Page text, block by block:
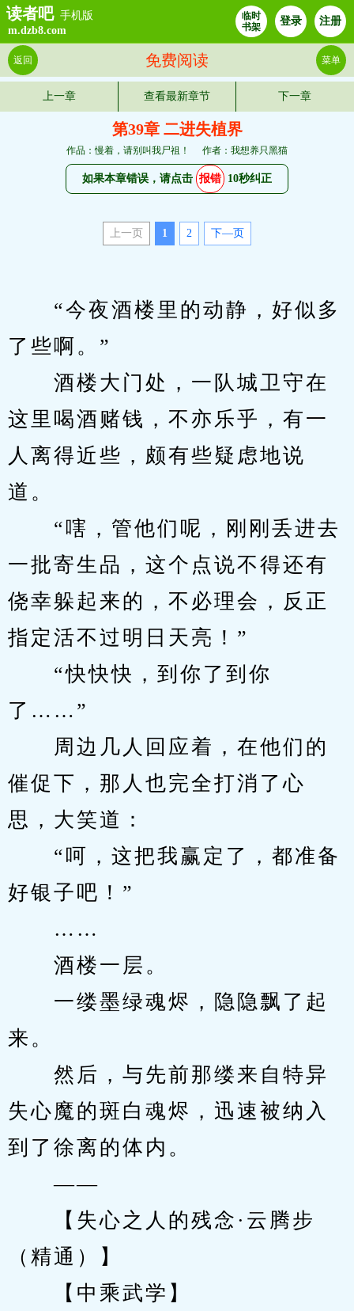
读者吧 手机版
m.dzb8.com
临时
书架
登录 注册
免费阅读
返回 菜单
上一章 查看最新章节 下一章
第39章 二进失植界
作品：慢着，请别叫我尸祖！ 作者：我想养只黑猫
如果本章错误，请点击 报错 10秒纠正
上一页 1 2 下—页
“今夜酒楼里的动静，好似多
了些啊。”
酒楼大门处，一队城卫守在
这里喝酒赌钱，不亦乐乎，有一
人离得近些，颇有些疑虑地说
道。
“嗐，管他们呢，刚刚丢进去
一批寄生品，这个点说不得还有
侥幸躲起来的，不必理会，反正
指定活不过明日天亮！”
“快快快，到你了到你
了……”
周边几人回应着，在他们的
催促下，那人也完全打消了心
思，大笑道：
“呵，这把我赢定了，都准备
好银子吧！”
……
酒楼一层。
一缕墨绿魂烬，隐隐飘了起
来。
然后，与先前那缕来自特异
失心魔的斑白魂烬，迅速被纳入
到了徐离的体内。
——
【失心之人的残念·云腾步
（精通）】
【中乘武学】